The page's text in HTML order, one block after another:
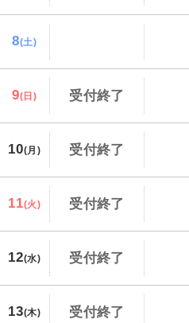
8(土)
9(日) 受付終了
10(月) 受付終了
11(火) 受付終了
12(水) 受付終了
13(木) 受付終了